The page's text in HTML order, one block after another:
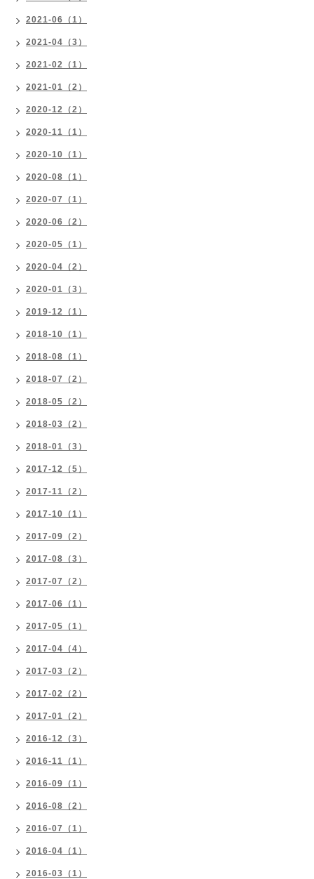
2021-06（1）
2021-04（3）
2021-02（1）
2021-01（2）
2020-12（2）
2020-11（1）
2020-10（1）
2020-08（1）
2020-07（1）
2020-06（2）
2020-05（1）
2020-04（2）
2020-01（3）
2019-12（1）
2018-10（1）
2018-08（1）
2018-07（2）
2018-05（2）
2018-03（2）
2018-01（3）
2017-12（5）
2017-11（2）
2017-10（1）
2017-09（2）
2017-08（3）
2017-07（2）
2017-06（1）
2017-05（1）
2017-04（4）
2017-03（2）
2017-02（2）
2017-01（2）
2016-12（3）
2016-11（1）
2016-09（1）
2016-08（2）
2016-07（1）
2016-04（1）
2016-03（1）